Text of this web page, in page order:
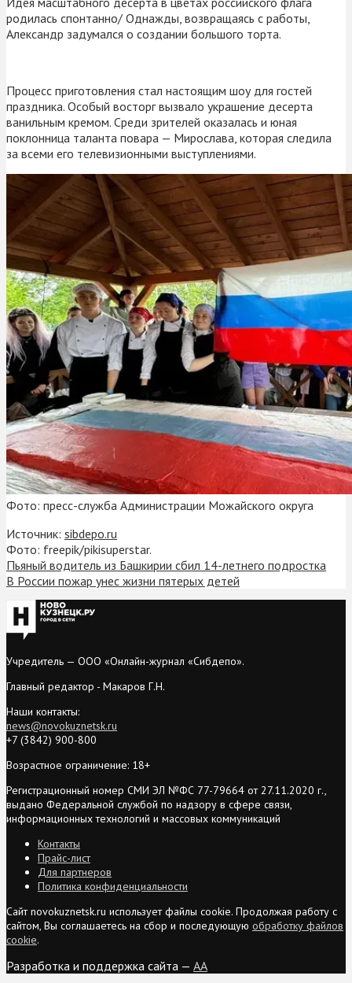
родилась спонтанно/ Однажды, возвращаясь с работы,
Александр задумался о создании большого торта.
Процесс приготовления стал настоящим шоу для гостей
праздника. Особый восторг вызвало украшение десерта
ванильным кремом. Среди зрителей оказалась и юная
поклонница таланта повара — Мирослава, которая следила
за всеми его телевизионными выступлениями.
Фото: пресс-служба Администрации Можайского округа
Источник: sibdepo.ru
Фото: freepik/pikisuperstar.
Пьяный водитель из Башкирии сбил 14-летнего подростка
В России пожар унес жизни пятерых детей
Учредитель — ООО «Онлайн-журнал «Сибдепо».
Главный редактор - Макаров Г.Н.
Наши контакты:
news@novokuznetsk.ru
+7 (3842) 900-800
Возрастное ограничение: 18+
Регистрационный номер СМИ ЭЛ №ФС 77-79664 от 27.11.2020 г.,
выдано Федеральной службой по надзору в сфере связи,
информационных технологий и массовых коммуникаций
Контакты
Прайс-лист
Для партнеров
Политика конфиденциальности
Сайт novokuznetsk.ru использует файлы cookie. Продолжая работу с
сайтом, Вы соглашаетесь на сбор и последующую обработку файлов
cookie.
Разработка и поддержка сайта — AA